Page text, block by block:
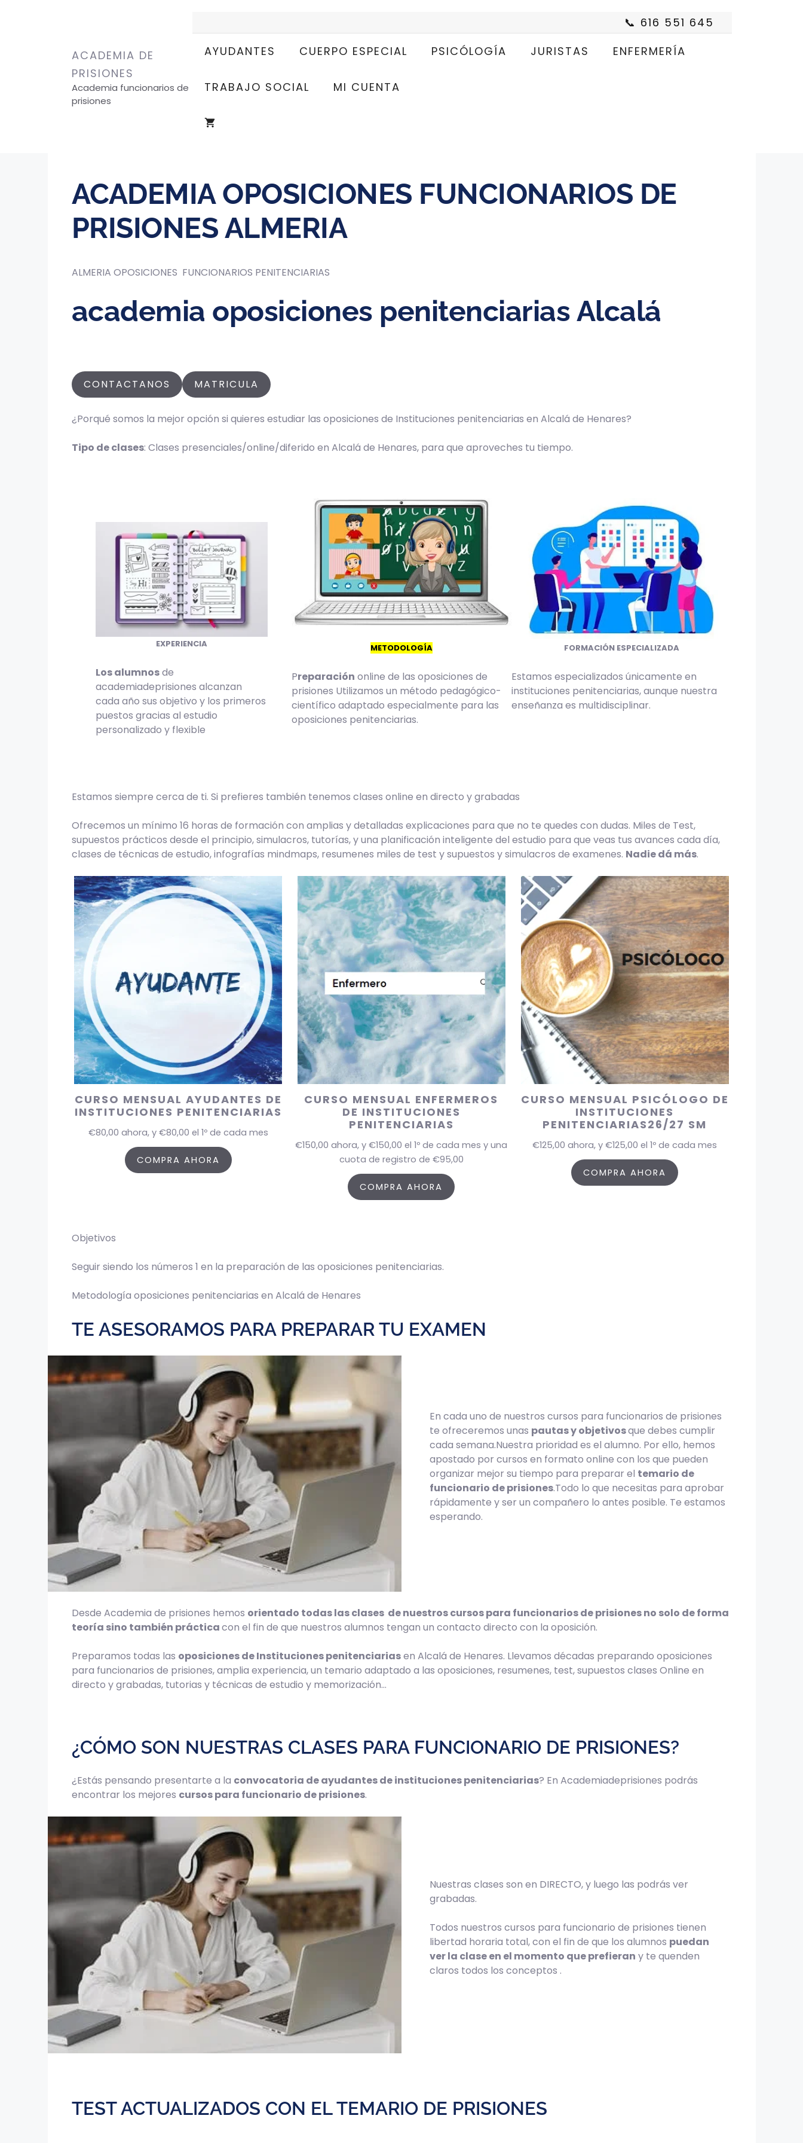
ACADEMIA DE
PRISIONES
Academia funcionarios de
prisiones
📞 616 551 645
AYUDANTES
CUERPO ESPECIAL PSICÓLOGÍA JURISTAS ENFERMERÍA
TRABAJO SOCIAL MI CUENTA
ACADEMIA OPOSICIONES FUNCIONARIOS DE
PRISIONES ALMERIA
ALMERIA OPOSICIONES FUNCIONARIOS PENITENCIARIAS
academia oposiciones penitenciarias Alcalá
CONTACTANOS MATRICULA
¿Porqué somos la mejor opción si quieres estudiar las oposiciones de Instituciones penitenciarias en Alcalá de Henares?
Tipo de clases: Clases presenciales/online/diferido en Alcalá de Henares, para que aproveches tu tiempo.
EXPERIENCIA
Los alumnosde
academiadeprisiones alcanzan
cada año sus objetivo y los primeros
puestos gracias al estudio
personalizado y flexible
METODOLOGÍA
Preparación online de las oposiciones de
prisiones Utilizamos un método pedagógico-
científico adaptado especialmente para las
oposiciones penitenciarias.
FORMACIÓN ESPECIALIZADA
Estamos especializados únicamente en
instituciones penitenciarias, aunque nuestra
enseñanza es multidisciplinar.
Estamos siempre cerca de ti. Si prefieres también tenemos clases online en directo y grabadas
Ofrecemos un mínimo 16 horas de formación con amplias y detalladas explicaciones para que no te quedes con dudas. Miles de Test,
supuestos prácticos desde el principio, simulacros, tutorías, y una planificación inteligente del estudio para que veas tus avances cada día,
clases de técnicas de estudio, infografías mindmaps, resumenes miles de test y supuestos y simulacros de examenes. Nadie dá más.
CURSO MENSUAL AYUDANTES DE
INSTITUCIONES PENITENCIARIAS
€80,00 ahora, y €80,00 el 1º de cada mes
COMPRA AHORA
CURSO MENSUAL ENFERMEROS
DE INSTITUCIONES
PENITENCIARIAS
€150,00 ahora, y€150,00 el 1º de cada mes y una
cuota de registro de €95,00
COMPRA AHORA
CURSO MENSUAL PSICÓLOGO DE
INSTITUCIONES
PENITENCIARIAS26/27 SM
€125,00 ahora, y€125,00 el 1º de cada mes
COMPRA AHORA
Objetivos
Seguir siendo los números 1 en la preparación de las oposiciones penitenciarias.
Metodología oposiciones penitenciarias en Alcalá de Henares
TE ASESORAMOS PARA PREPARAR TU EXAMEN
En cada uno de nuestros cursos para funcionarios de prisiones
te ofreceremos unas pautas y objetivosque debes cumplir
cada semana.Nuestra prioridad es el alumno. Por ello, hemos
apostado por cursos en formato online con los que pueden
organizar mejor su tiempo para preparar el temario de
funcionario de prisiones.Todo lo que necesitas para aprobar
rápidamente y ser un compañero lo antes posible. Te estamos
esperando.
Desde Academia de prisiones hemos orientado todas las clases de nuestros cursos para funcionarios de prisiones no solo de forma
teoría sino también prácticacon el fin de que nuestros alumnos tengan un contacto directo con la oposición.
Preparamos todas las oposiciones de Instituciones penitenciariasen Alcalá de Henares. Llevamos décadas preparando oposiciones
para funcionarios de prisiones, amplia experiencia, un temario adaptado a las oposiciones, resumenes, test, supuestos clases Online en
directo y grabadas, tutorias y técnicas de estudio y memorización…
¿CÓMO SON NUESTRAS CLASES PARA FUNCIONARIO DE PRISIONES?
¿Estás pensando presentarte a la convocatoria de ayudantes de instituciones penitenciarias? En Academiadeprisiones podrás
encontrar los mejores cursos para funcionario de prisiones.
Nuestras clases son en DIRECTO, y luego las podrás ver
grabadas.
Todos nuestros cursos para funcionario de prisiones tienen
libertad horaria total, con el fin de que los alumnos puedan
ver la clase en el momento que prefieran y te quenden
claros todos los conceptos .
TEST ACTUALIZADOS CON EL TEMARIO DE PRISIONES